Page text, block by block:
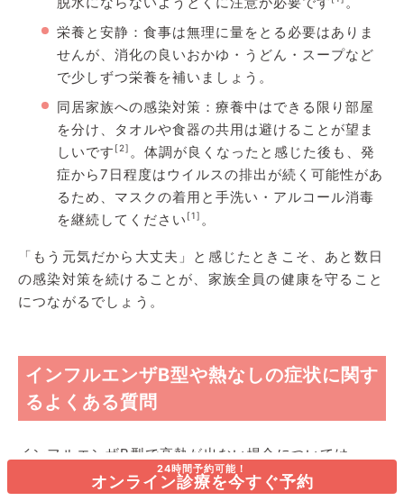
24時間予約可能！
オンライン診療を今すぐ予約
栄養と安静：食事は無理に量をとる必要はありま
せんが、消化の良いおかゆ・うどん・スープなど
で少しずつ栄養を補いましょう。
同居家族への感染対策：療養中はできる限り部屋
を分け、タオルや食器の共用は避けることが望ま
しいです [2] 。体調が良くなったと感じた後も、発
症から7日程度はウイルスの排出が続く可能性があ
るため、マスクの着用と手洗い・アルコール消毒
を継続してください [1] 。
「もう元気だから大丈夫」と感じたときこそ、あと数日
の感染対策を続けることが、家族全員の健康を守ること
につながるでしょう。
インフルエンザB型や熱なしの症状に関す
るよくある質問
インフルエンザB型で高熱が出ない場合については、
「検査を受けるべきか」「出勤・登校はいつからか」